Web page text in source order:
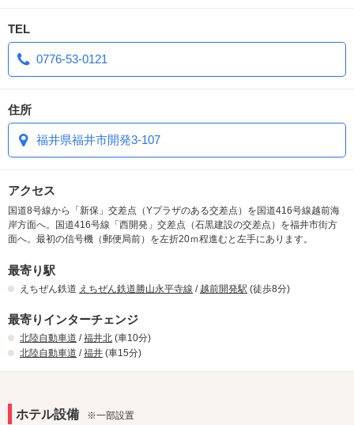
TEL
0776-53-0121
住所
福井県福井市開発3-107
アクセス
国道8号線から「新保」交差点（Yプラザのある交差点）を国道416号線越前海
岸方面へ。国道416号線「西開発」交差点（石黒建設の交差点）を福井市街方
面へ。最初の信号機（郵便局前）を左折20ｍ程進むと左手にあります。
最寄り駅
えちぜん鉄道 えちぜん鉄道勝山永平寺線 / 越前開発駅 (徒歩8分)
最寄りインターチェンジ
北陸自動車道 /福井北 (車10分)
北陸自動車道 /福井 (車15分)
ホテル設備 ※一部設置